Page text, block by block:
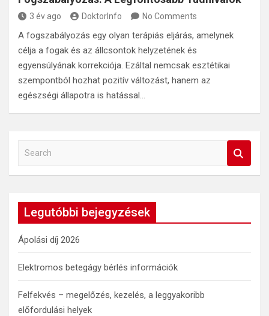
3 év ago DoktorInfo No Comments
A fogszabályozás egy olyan terápiás eljárás, amelynek
célja a fogak és az állcsontok helyzetének és
egyensúlyának korrekciója. Ezáltal nemcsak esztétikai
szempontból hozhat pozitív változást, hanem az
egészségi állapotra is hatással…
a
h
Legutóbbi bejegyzések
Ápolási díj 2026
Elektromos betegágy bérlés információk
Felfekvés – megelőzés, kezelés, a leggyakoribb
előfordulási helyek